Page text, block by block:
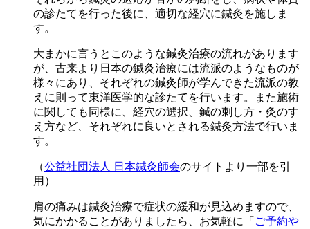
の診たてを行った後に、適切な経穴に鍼灸を施しま
す。
大まかに言うとこのような鍼灸治療の流れがあります
が、古来より日本の鍼灸治療には流派のようなものが
様々にあり、それぞれの鍼灸師が学んできた流派の教
えに則って東洋医学的な診たてを行います。また施術
に関しても同様に、経穴の選択、鍼の刺し方・灸のす
え方など、それぞれに良いとされる鍼灸方法で行いま
す。
（公益社団法人 日本鍼灸師会のサイトより一部を引
用）
肩の痛みは鍼灸治療で症状の緩和が見込めますので、
気にかかることがありましたら、お気軽に「 ご予約や